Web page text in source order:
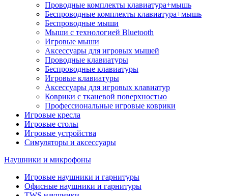
Проводные комплекты клавиатура+мышь
Беспроводные комплекты клавиатура+мышь
Беспроводные мыши
Мыши с технологией Bluetooth
Игровые мыши
Аксессуары для игровых мышей
Проводные клавиатуры
Беспроводные клавиатуры
Игровые клавиатуры
Аксессуары для игровых клавиатур
Коврики с тканевой поверхностью
Профессиональные игровые коврики
Игровые кресла
Игровые столы
Игровые устройства
Симуляторы и аксессуары
Наушники и микрофоны
Игровые наушники и гарнитуры
Офисные наушники и гарнитуры